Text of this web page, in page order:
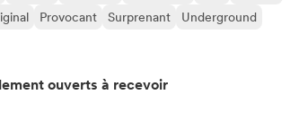
Provocant Surprenant
Underground
ouverts à recevoir